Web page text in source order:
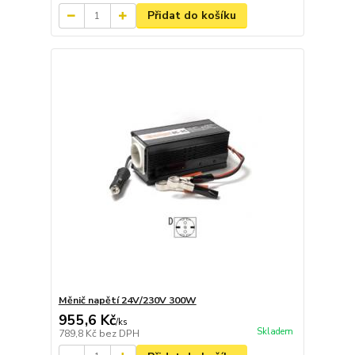
Přidat do košíku
Měnič napětí 24V/230V 300W
955,6 Kč/ks
789,8 Kč bez DPH Skladem